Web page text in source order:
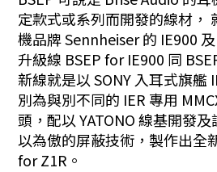
定款式或系列而開發的線材，
機品牌 Sennheiser 的 IE900
升級線 BSEP for IE900 同
新線就是以 SONY 入耳式旗艦
別為與別不同的 IER 專用
頭，配以 YATONO 線基開發
以為傲的屏蔽技術，製作出全
for Z1R。